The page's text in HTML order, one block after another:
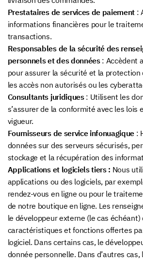
Prestataires de services de paiement :
informations financières pour le
transactions.
Responsables de la sécurité des
personnels et des données: Accèdent
pour assurer la sécurité et la protection
les accès non autorisés ou les
Consultants juridiques: Utilisent les
s’assurer de la conformité avec les lois
vigueur.
Fournisseurs de service infonuagique :
données sur des serveurs sécurisés,
stockage et la récupération des
Applications et logiciels tiers : Nous
applications ou des logiciels, par
rendez-vous en ligne ou pour le
de notre boutique en ligne. Les
le développeur externe (le cas échéant)
caractéristiques et fonctions offertes
logiciel. Dans certains cas, le
donnée personnelle. Dans d’autres